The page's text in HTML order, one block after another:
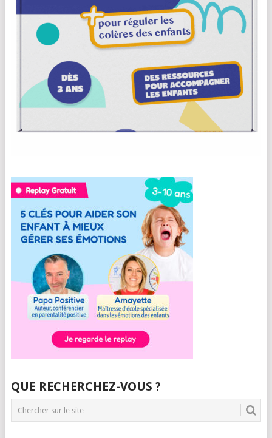
QUE RECHERCHEZ-VOUS ?